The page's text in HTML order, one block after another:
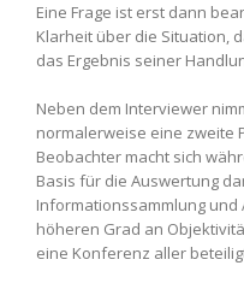
Eine Frage ist erst dann
Klarheit über die Situation,
das Ergebnis seiner
Neben dem Interviewer
normalerweise eine zweite
Beobachter macht sich
Basis für die Auswertung
Informationssammlung
höheren Grad an
eine Konferenz aller